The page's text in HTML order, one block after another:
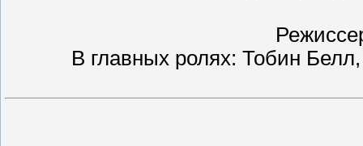
В главных ролях: Тобин